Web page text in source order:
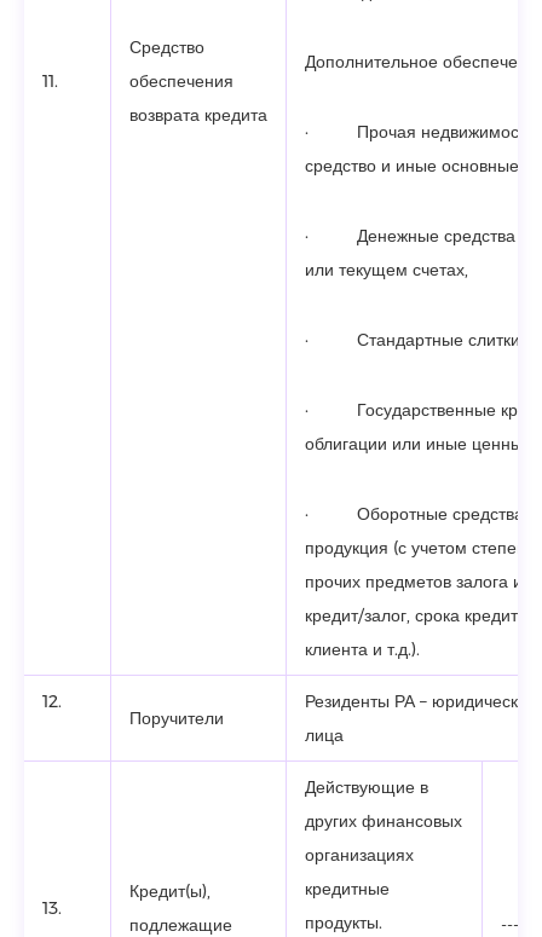
11.
Средство
обеспечения
возврата кредита
Дополнительное
· Прочая недвижимость,
средство и иные основные
· Денежные средства на
или текущем счетах,
· Стандартные слитки
· Государственные
облигации или иные ценные
· Оборотные средства и
продукция (с учетом степени
прочих предметов залога
кредит/залог, срока
клиента и т.д.).
12.
Поручители
Резиденты РА –
лица
13.
Кредит(ы),
подлежащие
Действующие в
других финансовых
организациях
кредитные
продукты.